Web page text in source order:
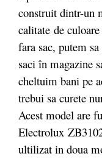
construit dintr-un
calitate de
fara sac, putem
saci în magazine
cheltuim bani pe
trebui sa curete
Acest model are
Electrolux
ultilizat in doua